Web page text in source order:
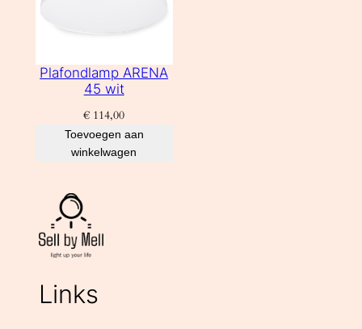
Plafondlamp ARENA
45 wit
€ 114,00
Toevoegen aan
winkelwagen
Links